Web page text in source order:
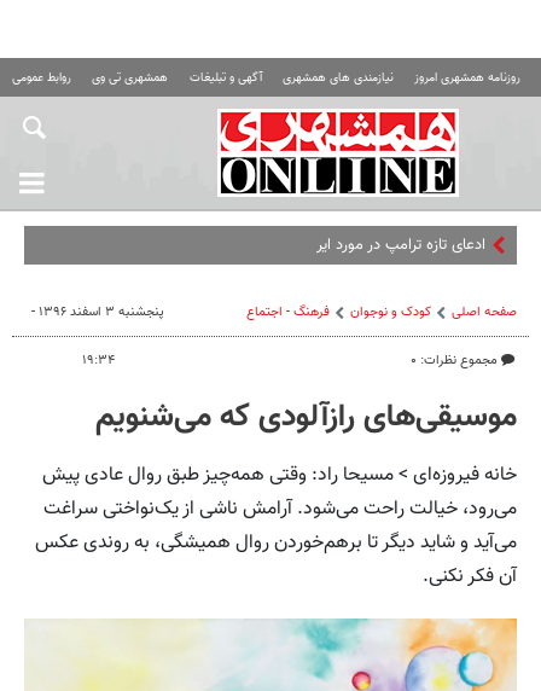
روزنامه همشهری امروز نیازمندی های همشهری آگهی و تبلیغات همشهری تی وی روابط عمومی
ادعای تازه ترامپ در مورد ایران: پس خواهیم دی
صفحه اصلی کودک و نوجوان فرهنگ - اجتماع
مجموع نظرات: ۰
پنجشنبه ۳ اسفند ۱۳۹۶ -
۱۹:۳۴
موسیقی‌های رازآلودی که می‌شنویم
خانه فیروزه‌ای > مسیحا راد: وقتی همه‌چیز طبق روال عادی پیش
می‌رود، خیالت راحت می‌شود. آرامش ناشی از یک‌نواختی سراغت
می‌آید و شاید دیگر تا بر‌هم‌خوردن روال همیشگی، به روندی عکس
آن فکر نکنی.